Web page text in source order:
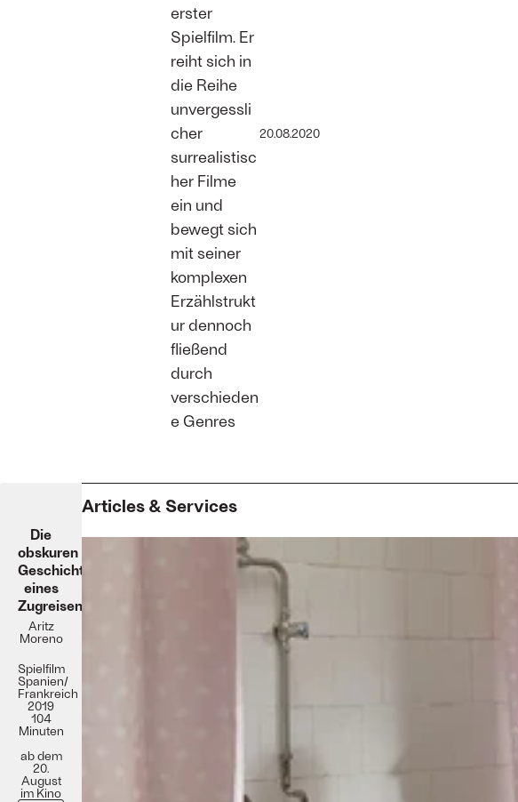
erster
Spielfilm. Er
reiht sich in
die Reihe
unvergessli
cher
surrealistisc
her Filme
ein und
bewegt sich
mit seiner
komplexen
Erzählstrukt
ur dennoch
fließend
durch
verschieden
e Genres
20.08.2020
Die
obskuren
Geschichten
eines
Zugreisenden
Aritz
Moreno
Spielfilm
Spanien/
Frankreich
2019
104
Minuten
ab dem
20.
August
im Kino
Articles & Services